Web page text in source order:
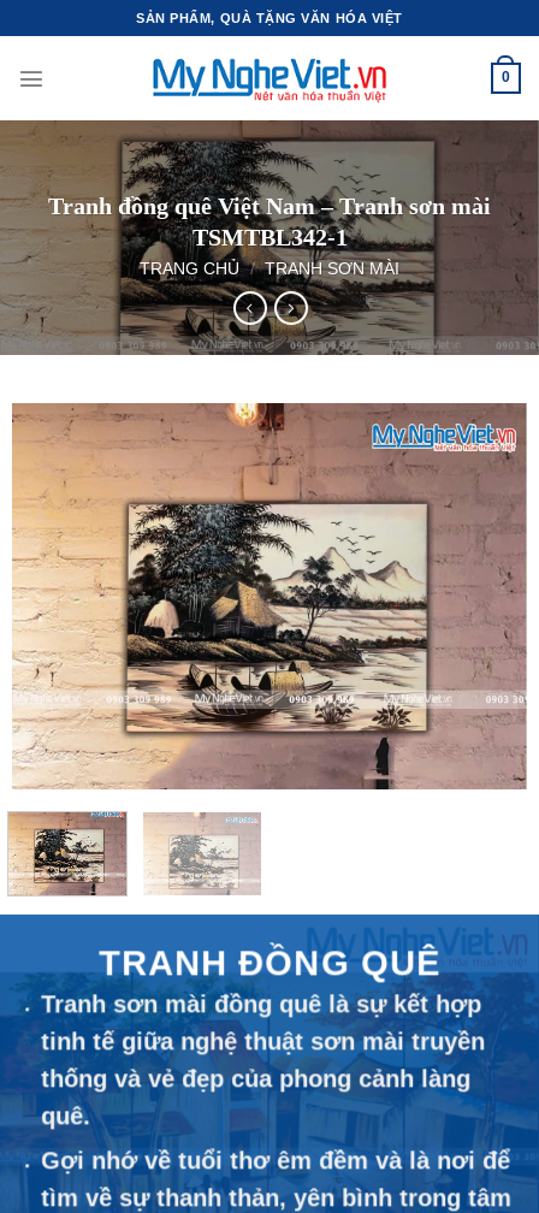
qua
nội
SẢN PHẨM, QUÀ TẶNG VĂN HÓA VIỆT
0
Tranh đồng quê Việt Nam – Tranh sơn mài
TSMTBL342-1
TRANG CHỦ / TRANH SƠN MÀI
TRANH ĐỒNG QUÊ
Tranh sơn mài đồng quê là sự kết hợp
tinh tế giữa nghệ thuật sơn mài truyền
thống và vẻ đẹp của phong cảnh làng
quê.
Gợi nhớ về tuổi thơ êm đềm và là nơi để
tìm về sự thanh thản, yên bình trong tâm